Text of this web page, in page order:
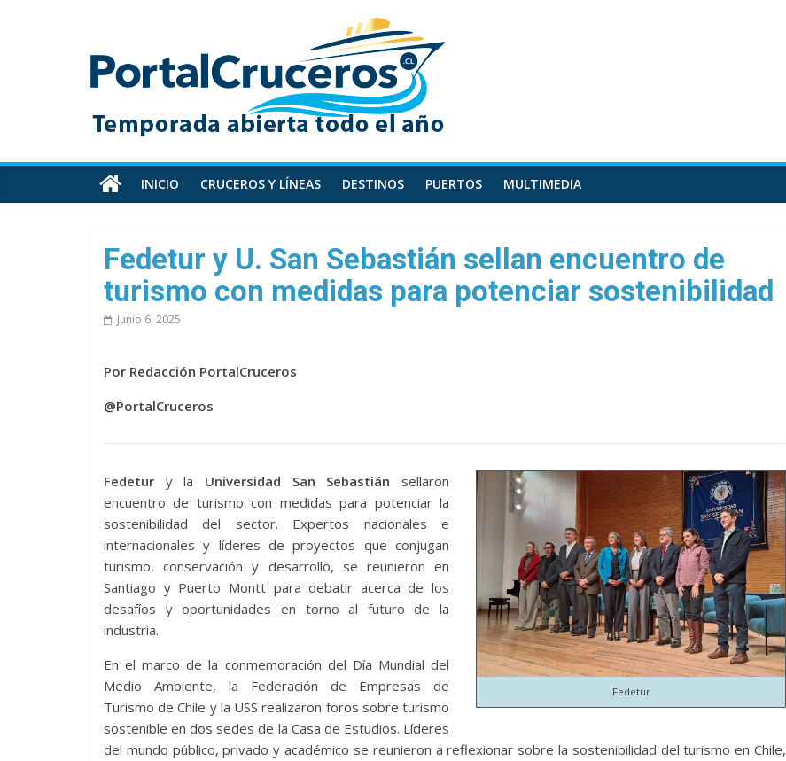
PortalCruceros
Toda
información
cruceros
en
un
sitio
INICIO CRUCEROS Y LÍNEAS DESTINOS PUERTOS MULTIMEDIA
Fedetur y U. San Sebastián sellan encuentro de
turismo con medidas para potenciar sostenibilidad
Junio 6, 2025
Por Redacción PortalCruceros
@PortalCruceros
Fedetur
Fedetur y la Universidad San Sebastián sellaron
encuentro de turismo con medidas para potenciar la
sostenibilidad del sector. Expertos nacionales e
internacionales y líderes de proyectos que conjugan
turismo, conservación y desarrollo, se reunieron en
Santiago y Puerto Montt para debatir acerca de los
desafíos y oportunidades en torno al futuro de la
industria.
En el marco de la conmemoración del Día Mundial del
Medio Ambiente, la Federación de Empresas de
Turismo de Chile y la USS realizaron foros sobre turismo
sostenible en dos sedes de la Casa de Estudios. Líderes
del mundo público, privado y académico se reunieron a reflexionar sobre la sostenibilidad del turismo en Chile,